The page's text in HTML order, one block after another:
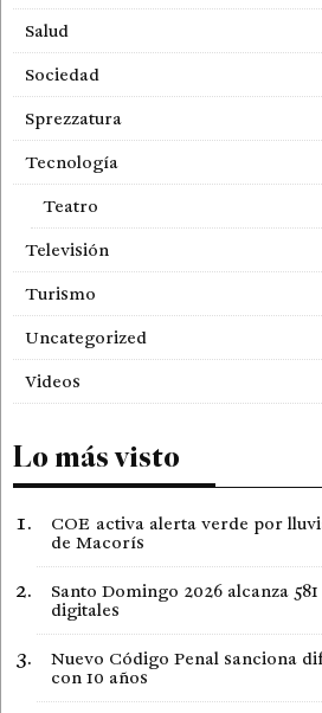
Salud
Sociedad
Sprezzatura
Tecnología
Teatro
Televisión
Turismo
Uncategorized
Videos
Lo más visto
COE activa alerta verde por
de Macorís
Santo Domingo 2026 alcanza
digitales
Nuevo Código Penal sanciona
con 10 años